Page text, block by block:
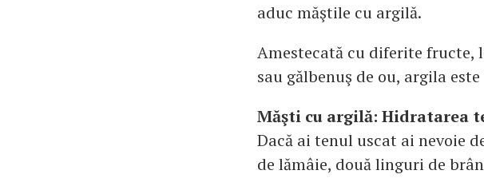
aduc măştile cu argilă.
Amestecată cu diferite fructe,
sau gălbenuş de ou, argila
Măşti cu argilă: Hidratarea
Dacă ai tenul uscat ai nevoie
de lămâie, două linguri de